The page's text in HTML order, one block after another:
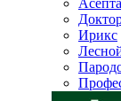
Асепта
Ирикс